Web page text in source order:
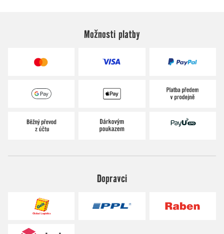
Možnosti platby
Dopravci